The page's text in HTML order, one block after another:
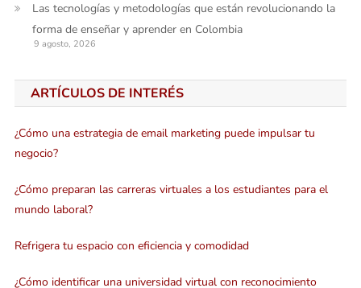
Las tecnologías y metodologías que están revolucionando la
forma de enseñar y aprender en Colombia
9 agosto, 2026
ARTÍCULOS DE INTERÉS
¿Cómo una estrategia de email marketing puede impulsar tu
negocio?
¿Cómo preparan las carreras virtuales a los estudiantes para el
mundo laboral?
Refrigera tu espacio con eficiencia y comodidad
¿Cómo identificar una universidad virtual con reconocimiento